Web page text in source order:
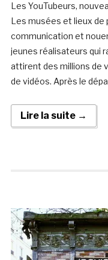
Les YouTubeurs,
Les musées et lieux de
communication et
jeunes réalisateurs qui
attirent des millions de
de vidéos. Après le
Lire la suite →